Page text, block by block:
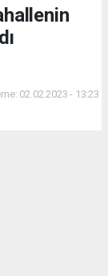
02.02.2023 - 13:23